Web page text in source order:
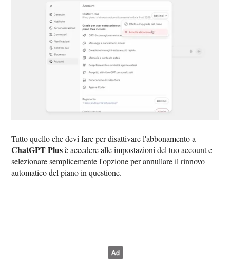
Tutto quello che devi fare per disattivare l'abbonamento a
ChatGPT Plusè accedere alle impostazioni del tuo account e
selezionare semplicemente l'opzione per annullare il rinnovo
automatico del piano in questione.